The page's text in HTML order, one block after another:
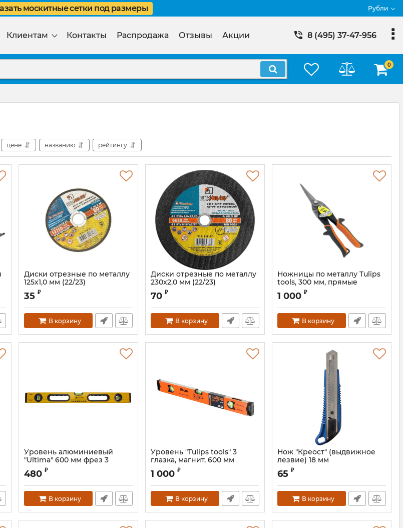
москитные сетки под размеры Рубли
Клиентам Контакты Распродажа Отзывы Акции 8 (495) 37-47-956
0
цене названию рейтингу
Диски отрезные по металлу
125х1,0 мм (22/23)
35 ₽
В корзину
Диски отрезные по металлу
230х2,0 мм (22/23)
70 ₽
В корзину
Ножницы по металлу Tulips
tools, 300 мм, прямые
Артикул: IS11-428S
1 000 ₽
В корзину
Уровень алюминиевый
"Ultima" 600 мм фрез 3
глазка (1 поворот.)
Артикул:
480 ₽
В корзину
Уровень "Tulips tools" 3
глазка, магнит, 600 мм
Артикул: II13-702S
1 000 ₽
В корзину
Нож "Креост" (выдвижное
лезвие) 18 мм
Артикул:
65 ₽
В корзину